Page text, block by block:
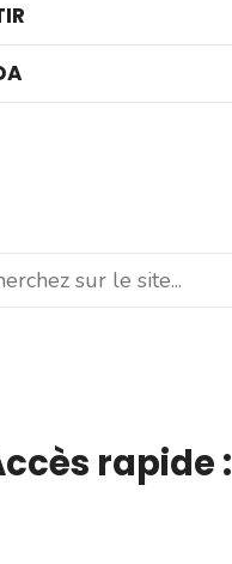
rapide :